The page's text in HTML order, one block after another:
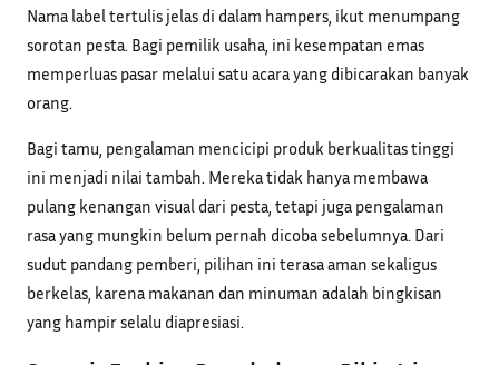
Nama label tertulis jelas di dalam hampers, ikut menumpang
sorotan pesta. Bagi pemilik usaha, ini kesempatan emas
memperluas pasar melalui satu acara yang dibicarakan banyak
orang.
Bagi tamu, pengalaman mencicipi produk berkualitas tinggi
ini menjadi nilai tambah. Mereka tidak hanya membawa
pulang kenangan visual dari pesta, tetapi juga pengalaman
rasa yang mungkin belum pernah dicoba sebelumnya. Dari
sudut pandang pemberi, pilihan ini terasa aman sekaligus
berkelas, karena makanan dan minuman adalah bingkisan
yang hampir selalu diapresiasi.